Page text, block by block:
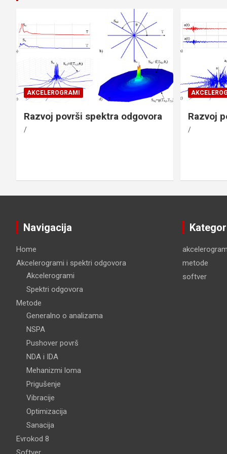
AKCELEROGRAMI
Razvoj površi spektra odgovora Razvoj
Navigacija
Home
Akcelerogrami i spektri odgovora
Akcelerogrami
Spektri odgovora
Metode
Generalno o analizama
NSPA
Pushover površ
NDA i IDA
Mehanizmi loma
Prigušenje
Vibracije
Optimizacija
Sanacija
Evrokod 8
metode
softver